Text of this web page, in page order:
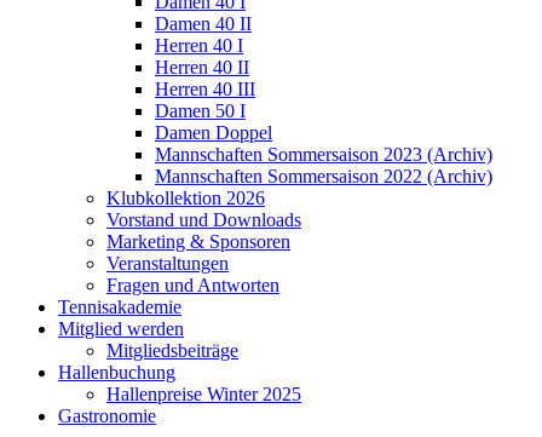
Damen 40 II
Herren 40 I
Herren 40 II
Herren 40 III
Damen 50 I
Damen Doppel
Mannschaften Sommersaison 2023 (Archiv)
Mannschaften Sommersaison 2022 (Archiv)
Klubkollektion 2026
Vorstand und Downloads
Marketing & Sponsoren
Veranstaltungen
Fragen und Antworten
Tennisakademie
Mitglied werden
Mitgliedsbeiträge
Hallenbuchung
Hallenpreise Winter 2025
Gastronomie